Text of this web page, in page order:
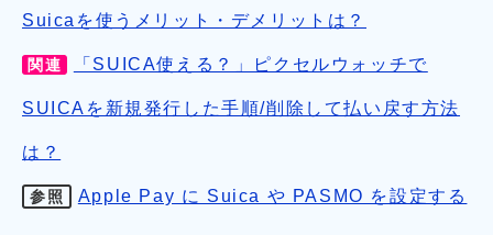
Suicaを使うメリット・デメリットは？
関連 「SUICA使える？」ピクセルウォッチで
SUICAを新規発行した手順/削除して払い戻す方法
は？
参照 Apple Pay に Suica や PASMO を設定する